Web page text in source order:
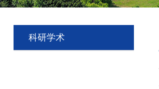
科研学术